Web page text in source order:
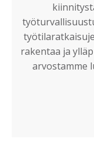
rakentaa ja
arvostamme